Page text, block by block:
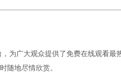
为广大观众提供了免费在线观看最
随地尽情欣赏。